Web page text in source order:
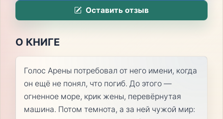
Оставить отзыв
О КНИГЕ
Голос Арены потребовал от него имени, когда
он ещё не понял, что погиб. До этого —
огненное море, крик жены, перевёрнутая
машина. Потом темнота, а за ней чужой мир: